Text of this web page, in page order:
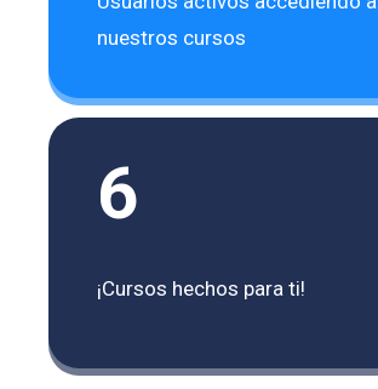
nuestros cursos
6
¡Cursos hechos para ti!